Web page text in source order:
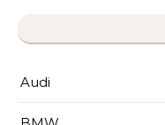
Audi